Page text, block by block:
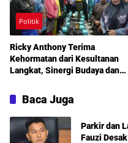
Politik
Ricky Anthony Terima
Kehormatan dari Kesultanan
Langkat, Sinergi Budaya dan
Diperkuat
Baca Juga
Parkir dan
Fauzi